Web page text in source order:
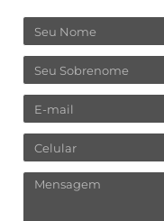
Nome
Sobrenome
Email
Celular
Mensagem